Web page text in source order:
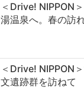
＜Drive! NIPPON
湯温泉へ。春の訪
＜Drive! NIPPON
文遺跡群を訪ねて